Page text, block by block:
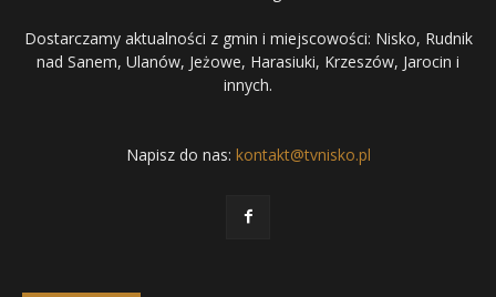
Dostarczamy aktualności z gmin i miejscowości: Nisko, Rudnik
nad Sanem, Ulanów, Jeżowe, Harasiuki, Krzeszów, Jarocin i
innych.
Napisz do nas: kontakt@tvnisko.pl